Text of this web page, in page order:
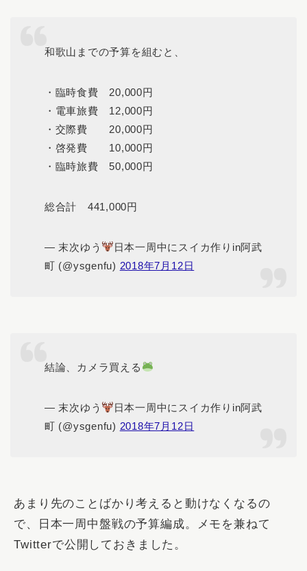
和歌山までの予算を組むと、
・臨時食費 20,000円
・電車旅費 12,000円
・交際費 20,000円
・啓発費 10,000円
・臨時旅費 50,000円
総合計 441,000円
— 末次ゆう
日本一周中にスイカ作りin阿武
町 (@ysgenfu) 2018年7月12日
結論、カメラ買える
— 末次ゆう
日本一周中にスイカ作りin阿武
町 (@ysgenfu) 2018年7月12日
あまり先のことばかり考えると動けなくなるの
で、日本一周中盤戦の予算編成。メモを兼ねて
Twitterで公開しておきました。